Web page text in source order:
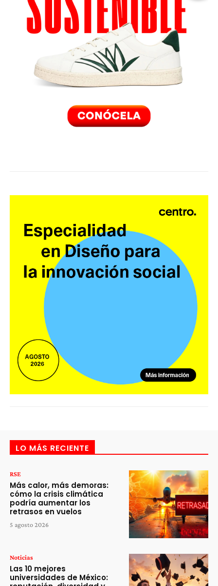
LO MÁS RECIENTE
RSE
Más calor, más demoras:
cómo la crisis climática
podría aumentar los
retrasos en vuelos
5 agosto 2026
Noticias
Las 10 mejores
universidades de México: